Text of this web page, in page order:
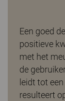
Een goed
positieve
met het
de
leidt tot
resulteert